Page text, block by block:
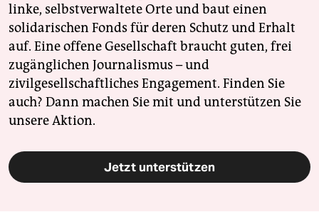
linke, selbstverwaltete Orte und baut einen
solidarischen Fonds für deren Schutz und Erhalt
auf. Eine offene Gesellschaft braucht guten, frei
zugänglichen Journalismus – und
zivilgesellschaftliches Engagement. Finden Sie
auch? Dann machen Sie mit und unterstützen Sie
unsere Aktion.
Jetzt unterstützen